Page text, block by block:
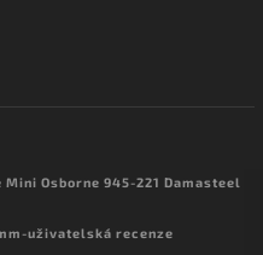
Osborne 945-221 Damasteel
uživatelská recenze